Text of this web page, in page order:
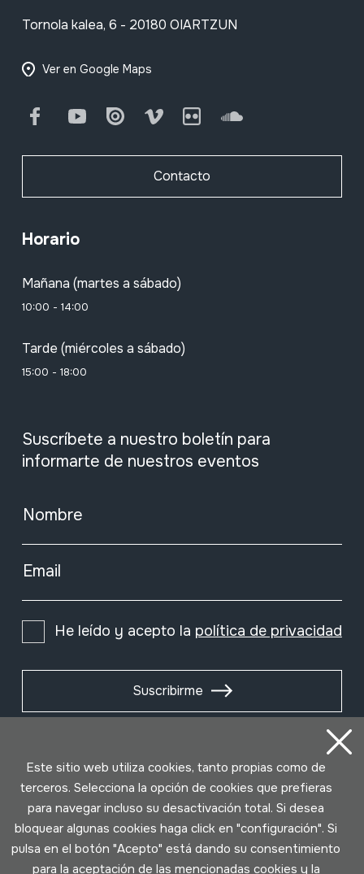
Tornola kalea, 6 - 20180 OIARTZUN
Ver en Google Maps
FacebookYoutube Issuu Vimeo Flickr SoundCloud
Contacto
Horario
Mañana (martes a sábado)
10:00 - 14:00
Tarde (miércoles a sábado)
15:00 - 18:00
Suscríbete a nuestro boletín para
informarte de nuestros eventos
Nombre
Email
He leído y acepto la política de privacidad
Suscribirme
Este sitio web utiliza cookies, tanto propias como de
terceros. Selecciona la opción de cookies que prefieras
para navegar incluso su desactivación total. Si desea
bloquear algunas cookies haga click en "configuración". Si
pulsa en el botón "Acepto" está dando su consentimiento
para la aceptación de las mencionadas cookies y la